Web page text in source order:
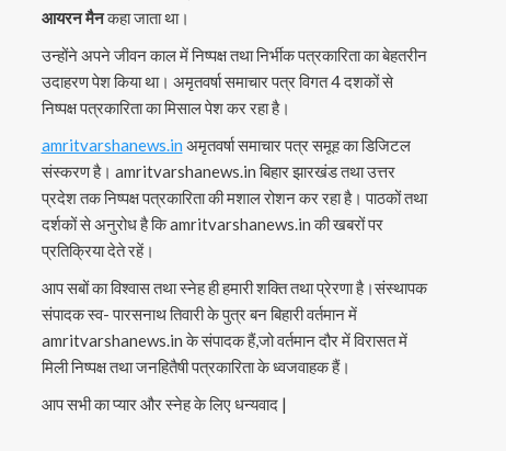
आयरन मैनकहा जाता था।
उन्होंने अपने जीवन काल में निष्पक्ष तथा निर्भीक पत्रकारिता का बेहतरीन
उदाहरण पेश किया था। अमृतवर्षा समाचार पत्र विगत 4 दशकों से
निष्पक्ष पत्रकारिता का मिसाल पेश कर रहा है।
amritvarshanews.in अमृतवर्षा समाचार पत्र समूह का डिजिटल
संस्करण है। amritvarshanews.in बिहार झारखंड तथा उत्तर
प्रदेश तक निष्पक्ष पत्रकारिता की मशाल रोशन कर रहा है। पाठकों तथा
दर्शकों से अनुरोध है कि amritvarshanews.in की खबरों पर
प्रतिक्रिया देते रहें।
आप सबों का विश्वास तथा स्नेह ही हमारी शक्ति तथा प्रेरणा है।संस्थापक
संपादक स्व- पारसनाथ तिवारी के पुत्र बन बिहारी वर्तमान में
amritvarshanews.in के संपादक हैं,जो वर्तमान दौर में विरासत में
मिली निष्पक्ष तथा जनहितैषी पत्रकारिता के ध्वजवाहक हैं।
आप सभी का प्यार और स्नेह के लिए धन्यवाद |